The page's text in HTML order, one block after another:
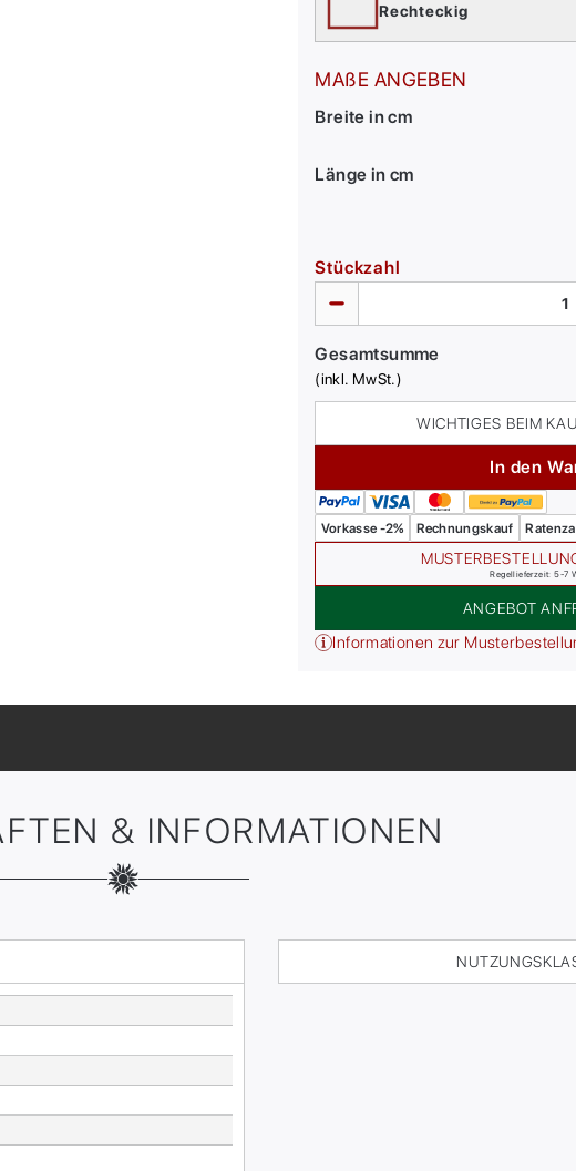
Rechteckig
MAßE ANGEBEN
Breite in cm
Länge in cm
Stückzahl
Gesamtsumme
(inkl. MwSt.)
WICHTIGES BEIM
In den
Vorkasse -2% Rechnungskauf
Regellieferzeit: 5-7
ANGEBOT
Informationen zur
& INFORMATIONEN